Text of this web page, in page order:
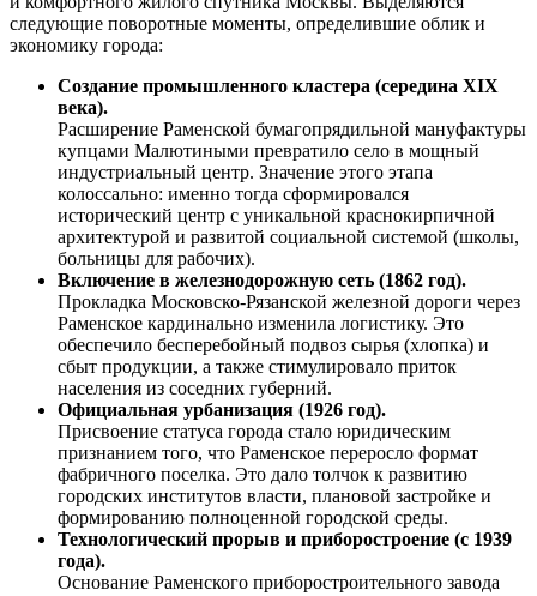
следующие поворотные моменты, определившие облик и
экономику города:
Создание промышленного кластера (середина XIX
века).
Расширение Раменской бумагопрядильной мануфактуры
купцами Малютиными превратило село в мощный
индустриальный центр. Значение этого этапа
колоссально: именно тогда сформировался
исторический центр с уникальной краснокирпичной
архитектурой и развитой социальной системой (школы,
больницы для рабочих).
Включение в железнодорожную сеть (1862 год).
Прокладка Московско-Рязанской железной дороги через
Раменское кардинально изменила логистику. Это
обеспечило бесперебойный подвоз сырья (хлопка) и
сбыт продукции, а также стимулировало приток
населения из соседних губерний.
Официальная урбанизация (1926 год).
Присвоение статуса города стало юридическим
признанием того, что Раменское переросло формат
фабричного поселка. Это дало толчок к развитию
городских институтов власти, плановой застройке и
формированию полноценной городской среды.
Технологический прорыв и приборостроение (с 1939
года).
Основание Раменского приборостроительного завода